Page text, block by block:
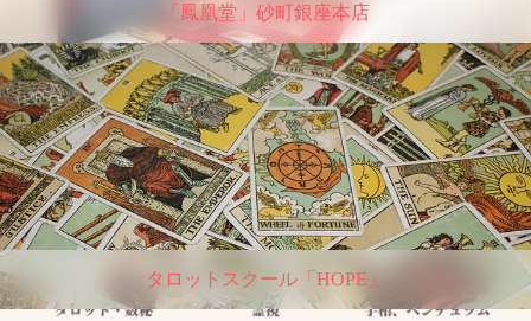
「鳳凰堂」砂町銀座本店
タロットスクール「HOPE」